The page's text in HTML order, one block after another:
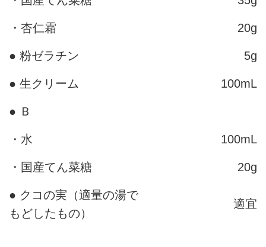
・杏仁霜 20g
● 粉ゼラチン 5g
● 生クリーム 100mL
● Ｂ
・水 100mL
・国産てん菜糖 20g
● クコの実（適量の湯で
もどしたもの）
適宜